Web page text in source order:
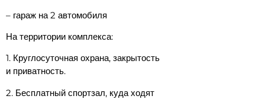
– ⁠гараж на 2 автомобиля
На территории комплекса:
1. Круглосуточная охрана, закрытость
и приватность.
2. ⁠Бесплатный спортзал, куда ходят